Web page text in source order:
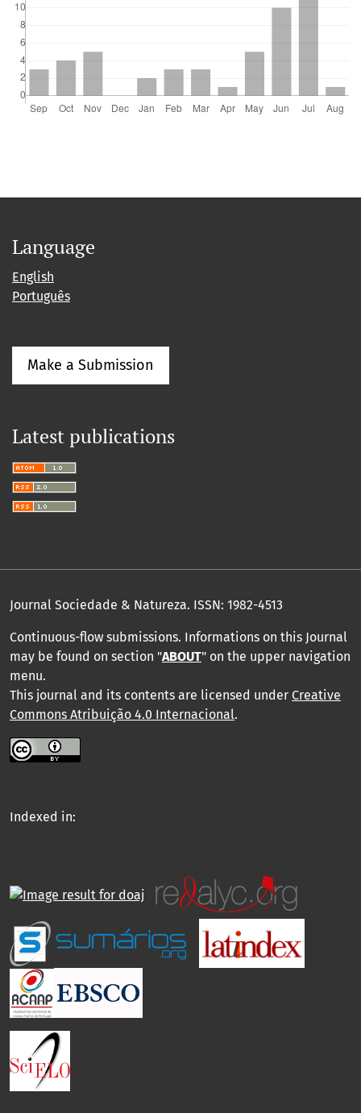
Language
English
Português
Make a Submission
Latest publications
Journal Sociedade & Natureza. ISSN: 1982-4513
Continuous-flow submissions. Informations on this Journal
may be found on section "ABOUT" on the upper navigation
menu.
This journal and its contents are licensed under Creative
Commons Atribuição 4.0 Internacional.
Indexed in: